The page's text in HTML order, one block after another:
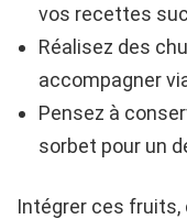
vos recettes
Réalisez des
accompagner
Pensez à
sorbet pour un
Intégrer ces fruits,